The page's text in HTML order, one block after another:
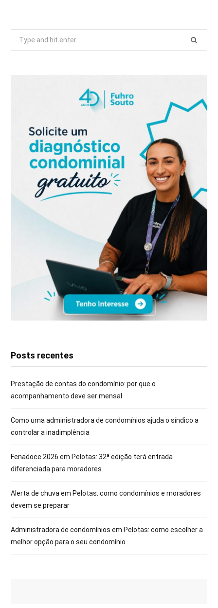
Search
Posts recentes
Prestação de contas do condomínio: por que o
acompanhamento deve ser mensal
Como uma administradora de condomínios ajuda o síndico a
controlar a inadimplência
Fenadoce 2026 em Pelotas: 32ª edição terá entrada
diferenciada para moradores
Alerta de chuva em Pelotas: como condomínios e moradores
devem se preparar
Administradora de condomínios em Pelotas: como escolher a
melhor opção para o seu condomínio